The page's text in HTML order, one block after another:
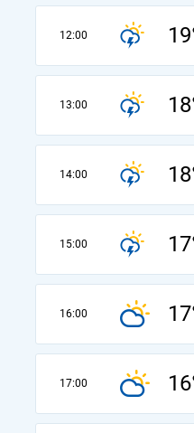
12:00
13:00
14:00
15:00
16:00
17:00